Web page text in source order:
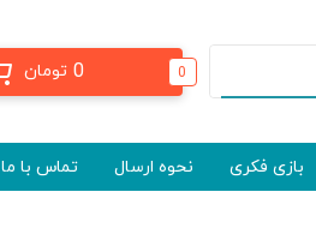
0
0 تومان
بازی فکری نحوه ارسال تماس با ما